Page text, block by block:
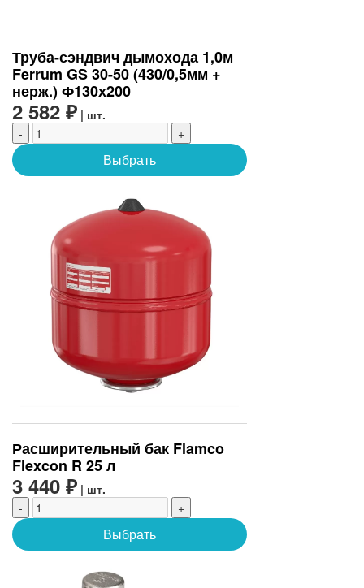
Труба-сэндвич дымохода 1,0м
Ferrum GS 30-50 (430/0,5мм +
нерж.) Ф130х200
2 582 ₽ | шт.
-
+
Выбрать
Расширительный бак Flamco
Flexcon R 25 л
3 440 ₽ | шт.
-
+
Выбрать